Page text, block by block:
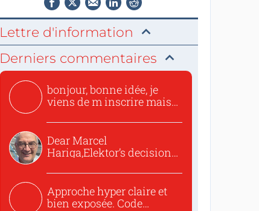
Lettre d'information
Derniers commentaires
bonjour, bonne idée, je
viens de m inscrire mais
Dear Marcel
Hariga,Elektor’s decision
Approche hyper claire et
bien exposée. Code